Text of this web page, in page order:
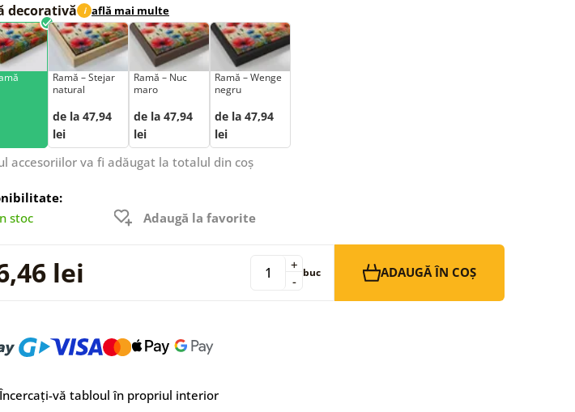
decorativă i află mai multe
Ramă – Stejar
natural
de la 47,94
lei
Ramă – Nuc
maro
de la 47,94
lei
Ramă – Wenge
negru
de la 47,94
lei
accesoriilor va fi adăugat la totalul din coș
stoc
Adaugă la favorite
lei -
+ buc ADAUGĂ ÎN COȘ
Încercați-vă tabloul în propriul interior